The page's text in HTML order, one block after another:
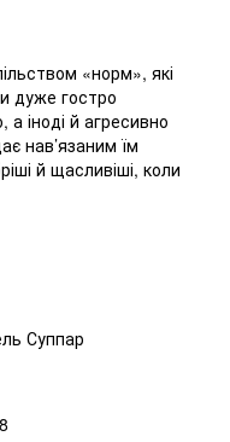
«норм», які
дуже гостро
іноді й агресивно
нав’язаним їм
й щасливіші, коли
Суппар